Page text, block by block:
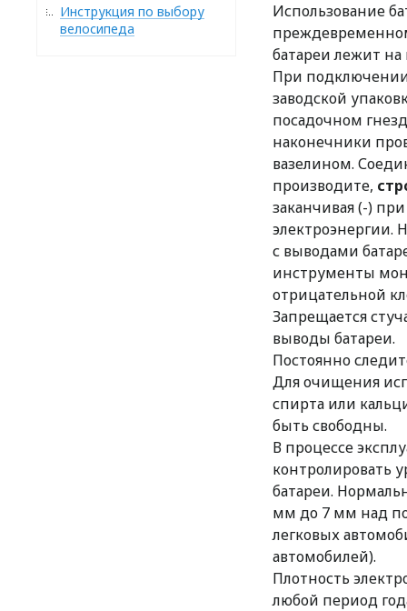
Инструкция по выбору
велосипеда
Использование
батареи лежит на
При подключении
заводской
посадочном
наконечники
вазелином.
производите,
заканчивая (-)
электроэнергии.
с выводами
инструменты
отрицательной
Запрещается
выводы батареи.
Постоянно
Для очищения
спирта или
быть свободны.
В процессе
контролировать
батареи.
мм до 7 мм над
легковых
автомобилей).
Плотность
любой период